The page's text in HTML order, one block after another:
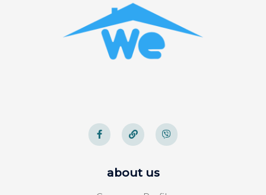
about us